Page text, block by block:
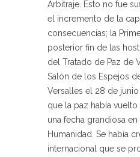
Arbitraje. Esto no fue
el incremento de la
consecuencias; la
posterior fin de las
del Tratado de Paz de
Salón de los Espejos
Versalles el 28 de junio
que la paz había vuelto
una fecha grandiosa
Humanidad. Se había
internacional que se